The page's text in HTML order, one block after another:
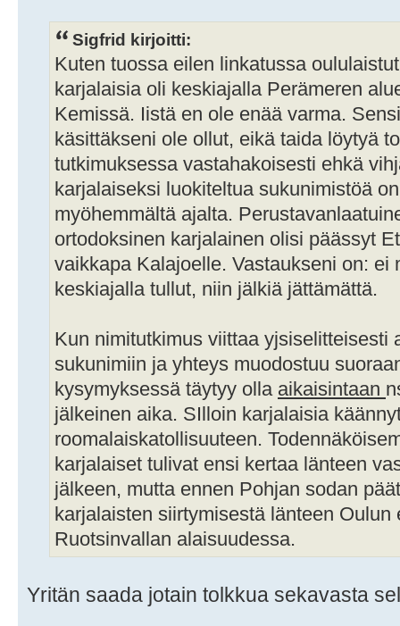
Sigfrid kirjoitti:
Kuten tuossa eilen linkatussa
karjalaisia oli keskiajalla Perämeren
Kemissä. Iistä en ole enää varma.
käsittäkseni ole ollut, eikä taida löytyä
tutkimuksessa vastahakoisesti ehkä
karjalaiseksi luokiteltua sukunimistöä
myöhemmältä ajalta.
ortodoksinen karjalainen olisi päässyt
vaikkapa Kalajoelle. Vastaukseni on: ei
keskiajalla tullut, niin jälkiä jättämättä.
Kun nimitutkimus viittaa yjsiselitteisesti
sukunimiin ja yhteys muodostuu
kysymyksessä täytyy olla aikaisintaan
jälkeinen aika. SIlloin karjalaisia
roomalaiskatollisuuteen.
karjalaiset tulivat ensi kertaa länteen
jälkeen, mutta ennen Pohjan sodan
karjalaisten siirtymisestä länteen
Ruotsinvallan alaisuudessa.
Yritän saada jotain tolkkua sekavasta